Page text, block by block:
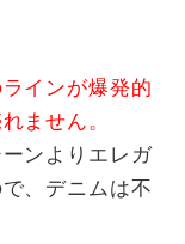
インが爆発的
ません。
ンよりエレガ
、デニムは不